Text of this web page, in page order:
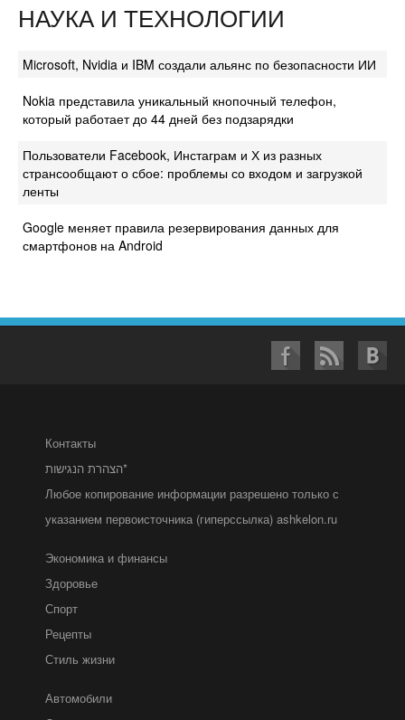
НАУКА И ТЕХНОЛОГИИ
Microsoft, Nvidia и IBM создали альянс по безопасности ИИ
Nokia представила уникальный кнопочный телефон,
который работает до 44 дней без подзарядки
Пользователи Facebook, Инстаграм и Х из разных
странсообщают о сбое: проблемы со входом и загрузкой
ленты
Google меняет правила резервирования данных для
смартфонов на Android
Контакты
הצהרת הנגישות*
Любое копирование информации разрешено только с
указанием первоисточника (гиперссылка) ashkelon.ru
Экономика и финансы
Здоровье
Спорт
Рецепты
Стиль жизни
Автомобили